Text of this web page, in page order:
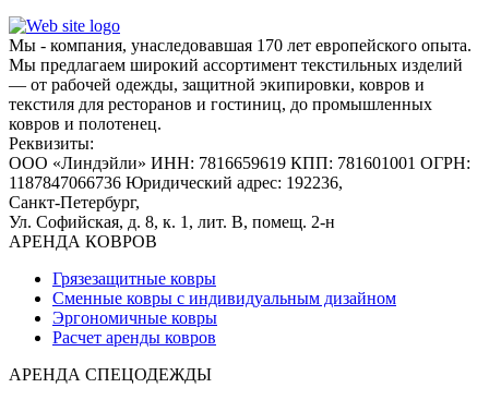
Мы - компания, унаследовавшая 170 лет европейского опыта.
Мы предлагаем широкий ассортимент текстильных изделий
— от рабочей одежды, защитной экипировки, ковров и
текстиля для ресторанов и гостиниц, до промышленных
ковров и полотенец.
Реквизиты:
ООО «Линдэйли» ИНН: 7816659619 КПП: 781601001 ОГРН:
1187847066736 Юридический адрес: 192236,
Санкт-Петербург,
Ул. Софийская, д. 8, к. 1, лит. В, помещ. 2-н
АРЕНДА КОВРОВ
Грязезащитные ковры
Сменные ковры с индивидуальным дизайном
Эргономичные ковры
Расчет аренды ковров
АРЕНДА СПЕЦОДЕЖДЫ